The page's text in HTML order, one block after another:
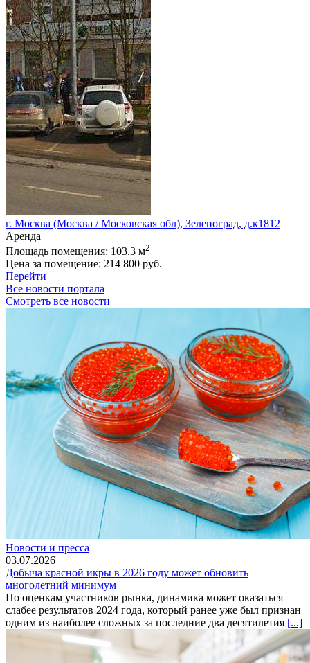
г. Москва (Москва / Московская обл), Зеленоград, д.к1812
Аренда
Площадь помещения: 103.3 м2
Цена за помещение: 214 800 руб.
Перейти
Все новости портала
Смотреть все новости
Новости и пресса
03.07.2026
Добыча красной икры в 2026 году может обновить
многолетний минимум
По оценкам участников рынка, динамика может оказаться
слабее результатов 2024 года, который ранее уже был признан
одним из наиболее сложных за последние два десятилетия [...]